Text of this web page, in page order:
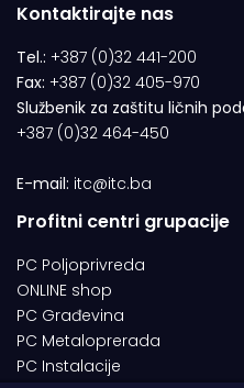
Kontaktirajte nas
Tel.: +387 (0)32 441-200
Fax: +387 (0)32 405-970
Službenik za zaštitu ličnih
+387 (0)32 464-450
E-mail: itc@itc.ba
Profitni centri grupacije
PC Poljoprivreda
ONLINE shop
PC Građevina
PC Metaloprerada
PC Instalacije